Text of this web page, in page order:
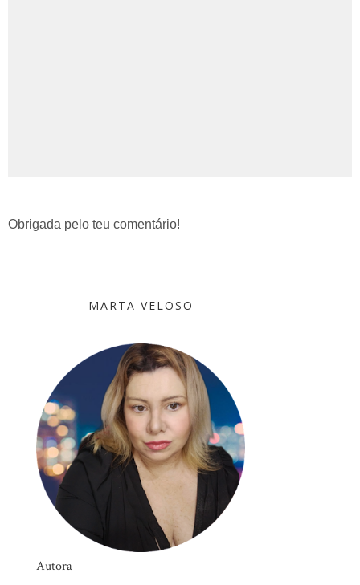
Obrigada pelo teu comentário!
MARTA VELOSO
Autora